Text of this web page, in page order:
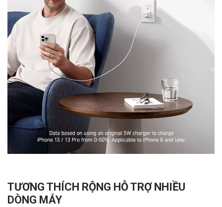
TƯƠNG THÍCH RỘNG HỖ TRỢ NHIỀU
DÒNG MÁY